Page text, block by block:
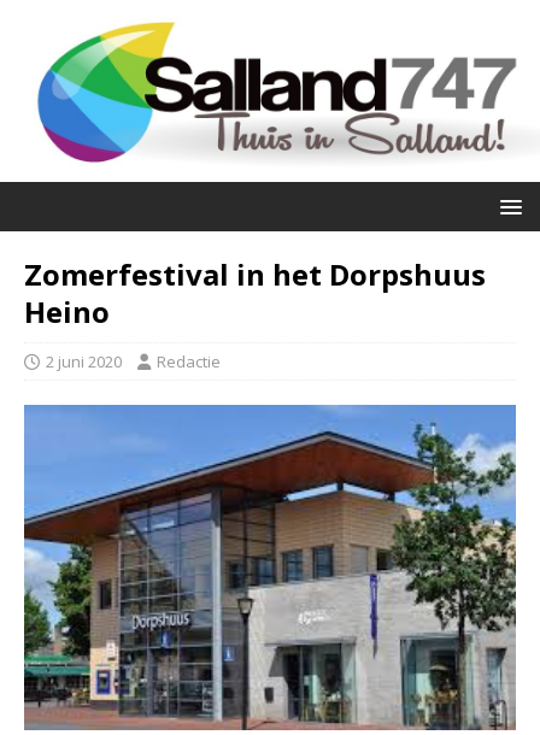
Zomerfestival in het Dorpshuus
Heino
2 juni 2020 Redactie